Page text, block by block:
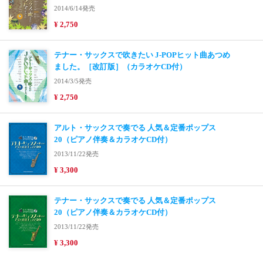
2014/6/14発売
¥ 2,750
テナー・サックスで吹きたい J-POPヒット曲あつめ
ました。［改訂版］（カラオケCD付）
2014/3/5発売
¥ 2,750
アルト・サックスで奏でる 人気＆定番ポップス
20（ピアノ伴奏＆カラオケCD付）
2013/11/22発売
¥ 3,300
テナー・サックスで奏でる 人気＆定番ポップス
20（ピアノ伴奏＆カラオケCD付）
2013/11/22発売
¥ 3,300